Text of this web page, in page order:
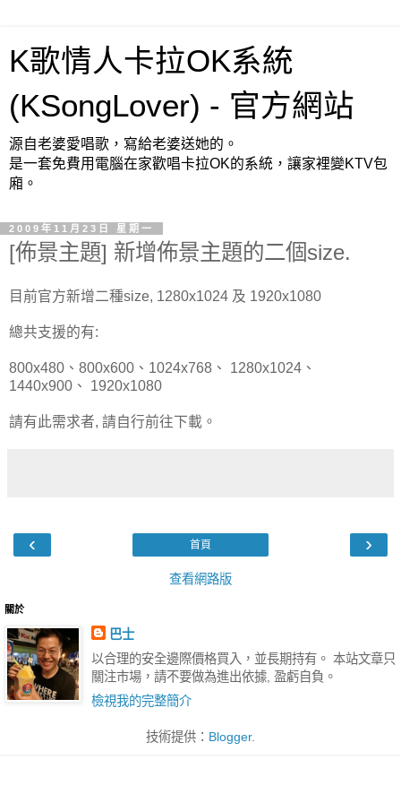
K歌情人卡拉OK系統
(KSongLover) - 官方網站
源自老婆愛唱歌，寫給老婆送她的。
是一套免費用電腦在家歡唱卡拉OK的系統，讓家裡變KTV包
廂。
2009年11月23日 星期一
[佈景主題] 新增佈景主題的二個size.
目前官方新增二種size, 1280x1024 及 1920x1080
總共支援的有:
800x480、800x600、1024x768、 1280x1024、
1440x900、 1920x1080
請有此需求者, 請自行前往下載。
‹ ›
首頁
查看網路版
關於
巴士
以合理的安全邊際價格買入，並長期持有。 本站文章只
關注市場，請不要做為進出依據, 盈虧自負。
檢視我的完整簡介
技術提供： Blogger.